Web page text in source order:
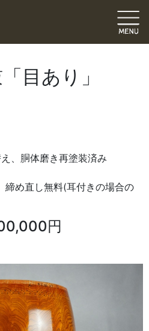
目あり」
、胴体磨き再塗装済み
締め直し無料(耳付きの場合の
円